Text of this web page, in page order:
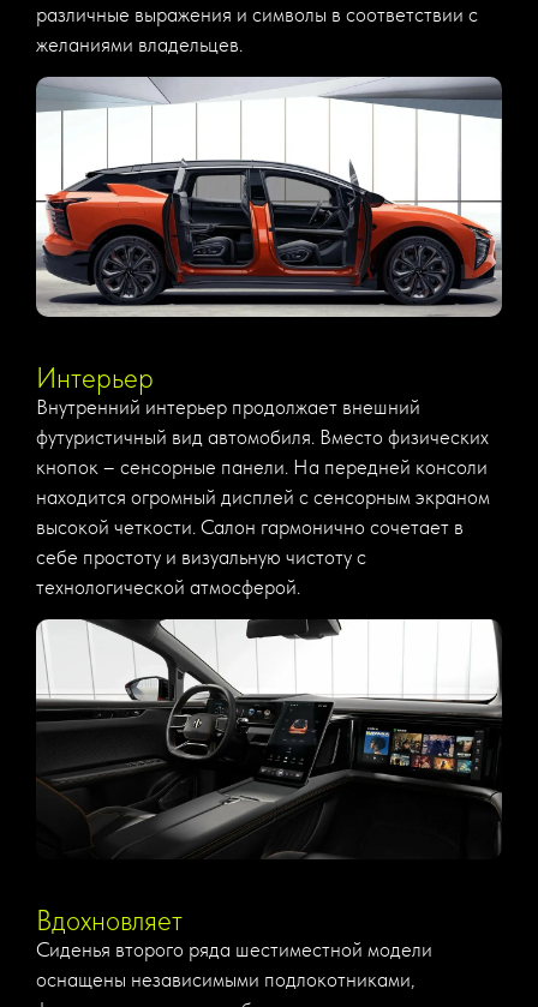
различные выражения и символы в соответствии с
желаниями владельцев.
Интерьер
Внутренний интерьер продолжает внешний
футуристичный вид автомобиля. Вместо физических
кнопок – сенсорные панели. На передней консоли
находится огромный дисплей с сенсорным экраном
высокой четкости. Салон гармонично сочетает в
себе простоту и визуальную чистоту с
технологической атмосферой.
Вдохновляет
Сиденья второго ряда шестиместной модели
оснащены независимыми подлокотниками,